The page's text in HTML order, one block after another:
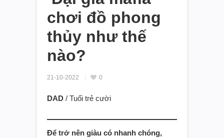
chơi đồ phong
thủy như thế
nào?
21-10-2022 0
DAD / Tuổi trẻ cười
Để trở nên giàu có nhanh chóng,